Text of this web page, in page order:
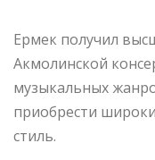
Ермек получил
Акмолинской
музыкальных
приобрести
стиль.